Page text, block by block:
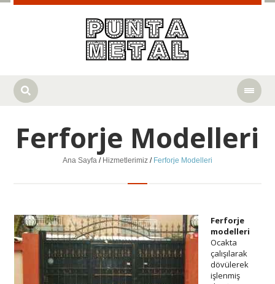
Ferforje Modelleri
Ana Sayfa / Hizmetlerimiz / Ferforje Modelleri
Ferforje
modelleri
Ocakta
çalışılarak
dövülerek
işlenmiş